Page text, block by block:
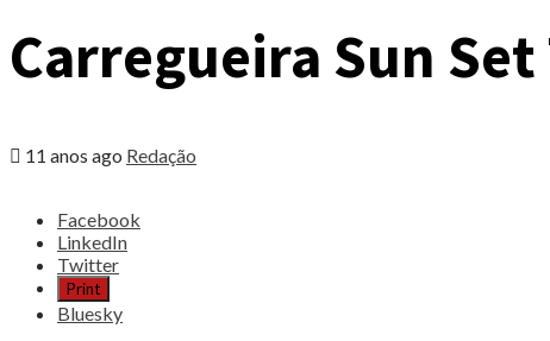
Carregueira Sun Set
11 anos ago Redação
Share
post
"Carregueira
Facebook
LinkedIn
Twitter
Print
Bluesky